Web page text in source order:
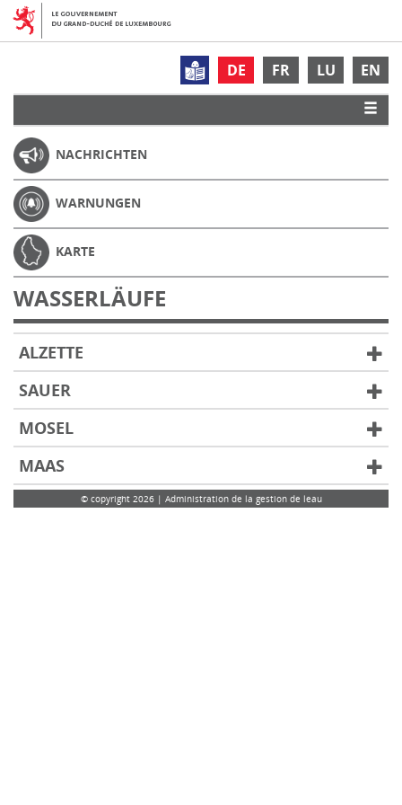
DE FR LU EN
NACHRICHTEN
WARNUNGEN
KARTE
WASSERLÄUFE
ALZETTE
SAUER
MOSEL
MAAS
© copyright 2026 | Administration de la gestion de leau